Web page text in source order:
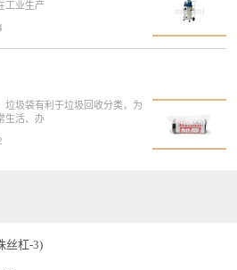
工业生产
垃圾袋有利于垃圾回收分类，为
生活、办
丝杠-3)